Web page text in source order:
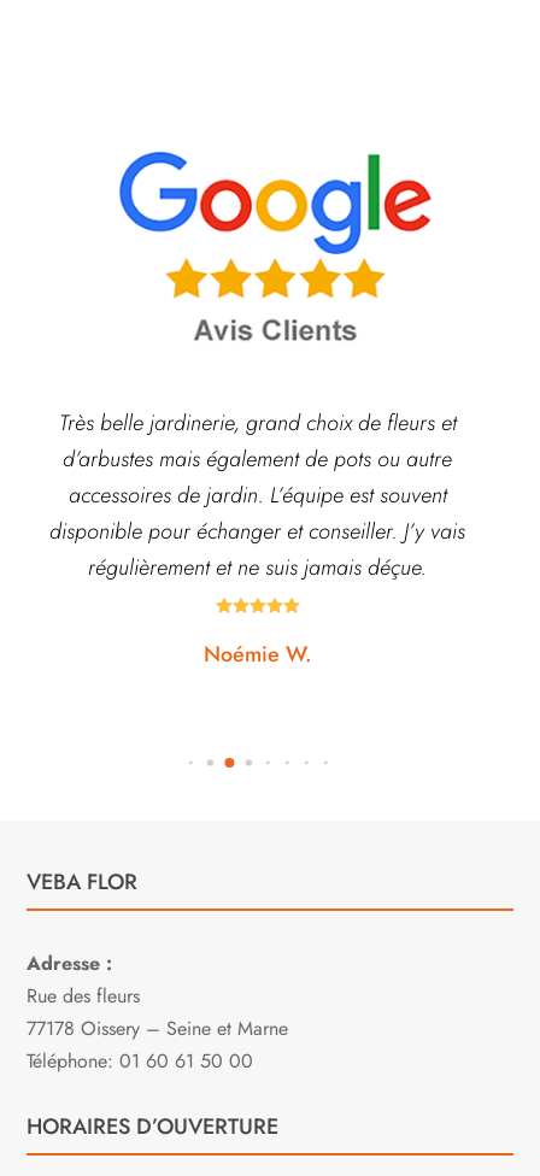
Très belle jardinerie, grand choix de fleurs et
d’arbustes mais également de pots ou autre
accessoires de jardin. L’équipe est souvent
disponible pour échanger et conseiller. J’y vais
régulièrement et ne suis jamais déçue.

Noémie W.
VEBA FLOR
Adresse :
Rue des fleurs
77178 Oissery – Seine et Marne
Téléphone: 01 60 61 50 00
HORAIRES D’OUVERTURE